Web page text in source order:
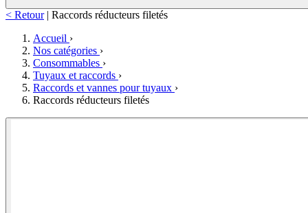
< Retour | Raccords réducteurs filetés
Accueil ›
Nos catégories ›
Consommables ›
Tuyaux et raccords ›
Raccords et vannes pour tuyaux ›
Raccords réducteurs filetés